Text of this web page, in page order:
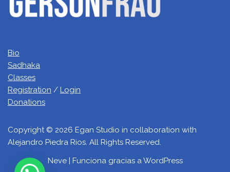
Bio
Sadhaka
Classes
Registration / Login
Donations
Copyright © 2026 Egan Studio in collaboration with
Alejandro Piedra Rios. All Rights Reserved.
Neve| Funciona gracias aWordPress